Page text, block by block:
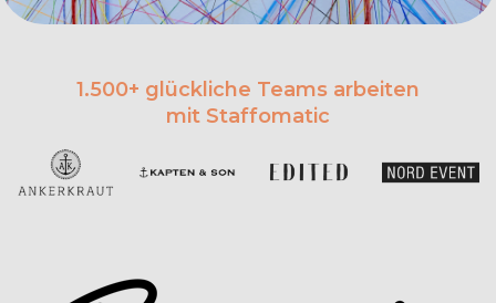
1.500+ glückliche Teams arbeiten
mit Staffomatic